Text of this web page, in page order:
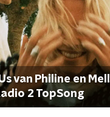
van Philine en
2 TopSong